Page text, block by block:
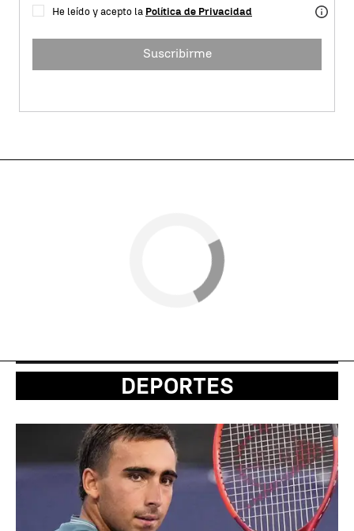
He leído y acepto la Política de Privacidad
Suscribirme
DEPORTES